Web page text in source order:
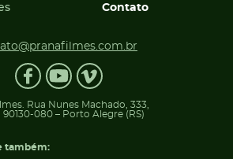
Contato
Rua Nunes Machado, 333,
90130-080 – Porto Alegre (RS)
também: